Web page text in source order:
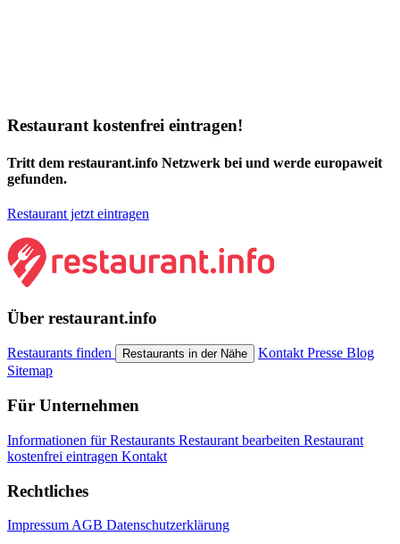
Restaurant kostenfrei eintragen!
Tritt dem restaurant.info Netzwerk bei und werde europaweit
gefunden.
Restaurant jetzt eintragen
Über restaurant.info
Restaurants finden Restaurants in der Nähe Kontakt Presse Blog
Sitemap
Für Unternehmen
Informationen für Restaurants Restaurant bearbeiten Restaurant
kostenfrei eintragen Kontakt
Rechtliches
Impressum AGB Datenschutzerklärung